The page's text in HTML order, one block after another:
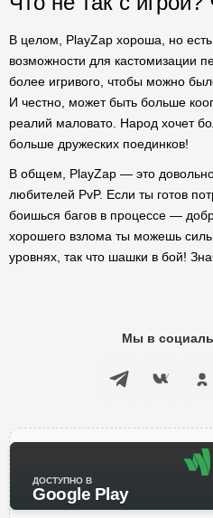
В целом, PlayZap хороша, но
возможности для кастомизации
более игривого, чтобы можно
И честно, может быть больше
реалий маловато. Народ хочет
больше дружеских поединков!
В общем, PlayZap — это
любителей PvP. Если ты готов
боишься багов в процессе —
хорошего взлома ты можешь
уровнях, так что шашки в бой!
Мы в
ДОСТУПНО В
Google Play